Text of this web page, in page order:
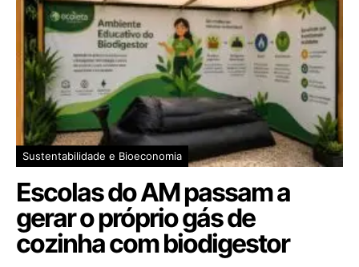
Sustentabilidade e Bioeconomia
Escolas do AM passam a
gerar o próprio gás de
cozinha com biodigestor